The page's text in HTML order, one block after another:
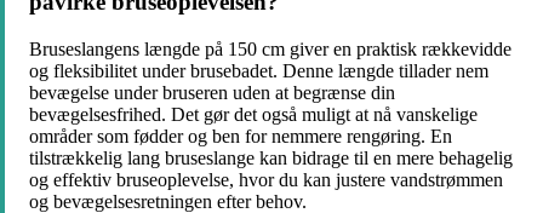
Bruseslangens længde på 150 cm giver en praktisk rækkevidde
og fleksibilitet under brusebadet. Denne længde tillader nem
bevægelse under bruseren uden at begrænse din
bevægelsesfrihed. Det gør det også muligt at nå vanskelige
områder som fødder og ben for nemmere rengøring. En
tilstrækkelig lang bruseslange kan bidrage til en mere behagelig
og effektiv bruseoplevelse, hvor du kan justere vandstrømmen
og bevægelsesretningen efter behov.